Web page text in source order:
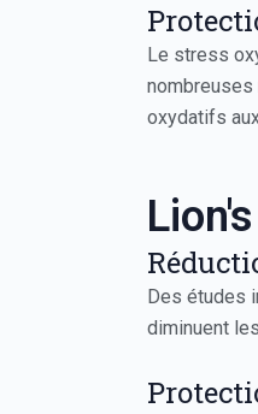
Le stress
nombreuses
oxydatifs
Des études
diminuent